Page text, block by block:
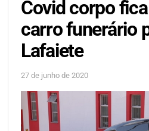
Covid corpo
carro funerário
Lafaiete
27 de junho de 2020